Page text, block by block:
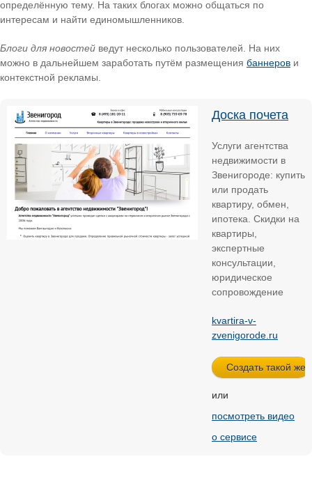
определённую тему. На таких блогах можно общаться по
интересам и найти единомышленников.
Блоги для новостей ведут несколько пользователей. На них
можно в дальнейшем заработать путём размещения баннеров и
контекстной рекламы.
Доска почета
Услуги агентства
недвижимости в
Звенигороде: купить
или продать
квартиру, обмен,
ипотека. Скидки на
квартиры,
экспертные
консультации,
юридическое
сопровождение
kvartira-v-
zvenigorode.ru
или
посмотреть видео
о сервисе